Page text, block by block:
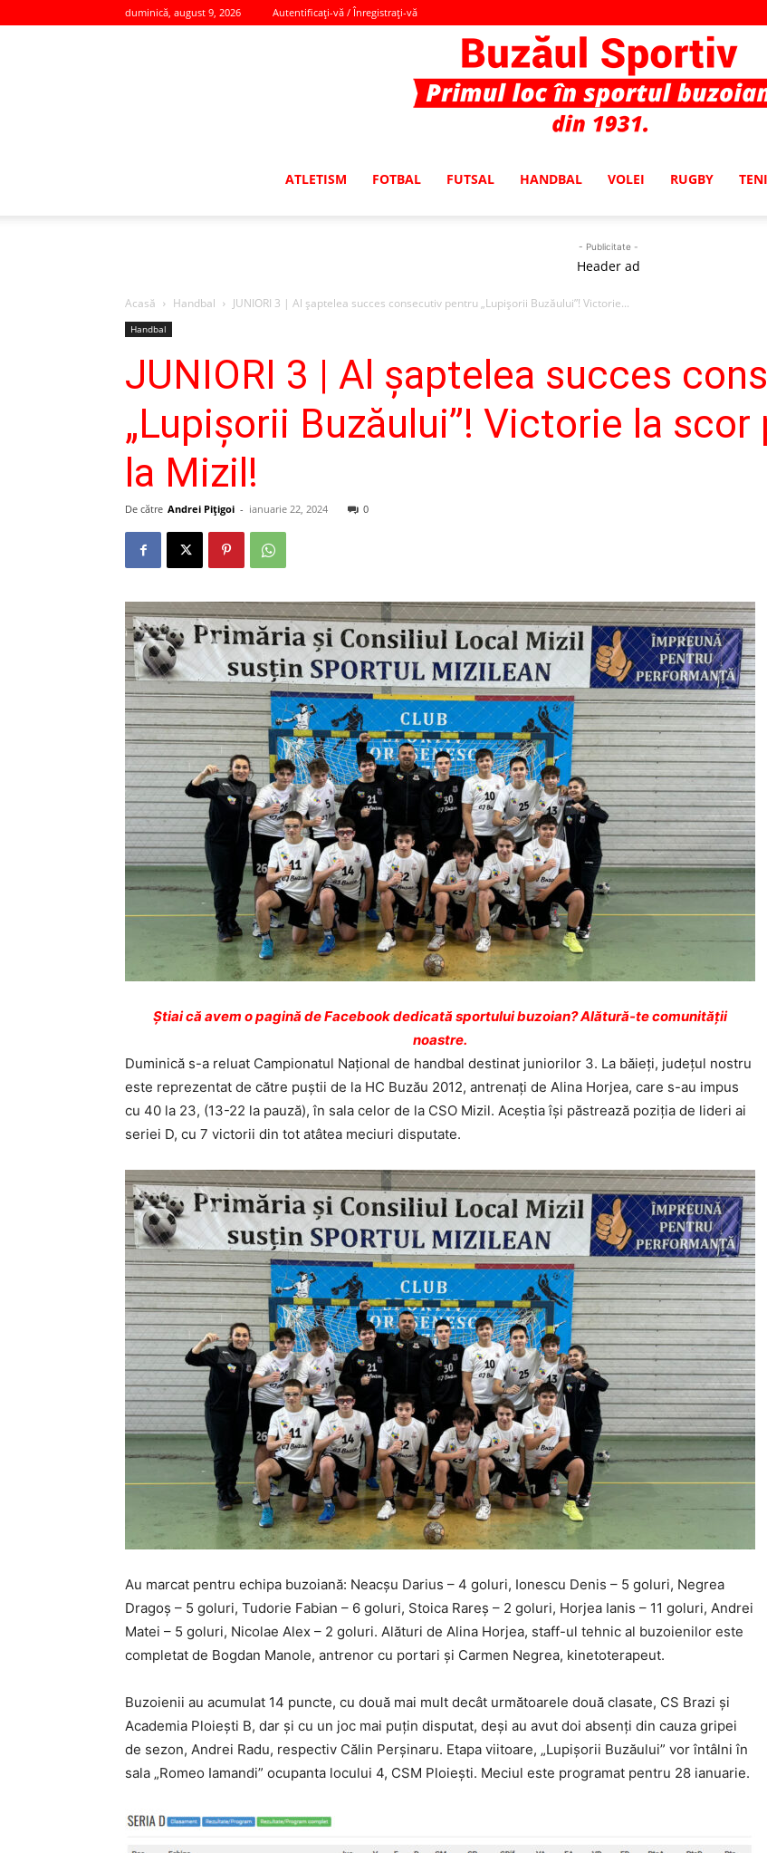
duminică, august 9, 2026 Autentificați-vă / Înregistrați-vă
ATLETISM FOTBAL FUTSAL HANDBAL VOLEI RUGBY
- Publicitate -
Header ad
Acasă Handbal JUNIORI 3 | Al şaptelea succes consecutiv pentru „Lupişorii Buzăului”! Victorie...
Handbal
JUNIORI 3 | Al şaptelea succes
„Lupişorii Buzăului”! Victorie la scor
la Mizil!
De către Andrei Pițigoi - ianuarie 22, 2024 0
Ştiai că avem o pagină de Facebook dedicată sportului buzoian? Alătură-te comunității
noastre.
Duminică s-a reluat Campionatul Naţional de handbal destinat juniorilor 3. La băieţi, judeţul nostru
este reprezentat de către puştii de la HC Buzău 2012, antrenaţi de Alina Horjea, care s-au impus
cu 40 la 23, (13-22 la pauză), în sala celor de la CSO Mizil. Aceștia îşi păstrează poziţia de lideri ai
seriei D, cu 7 victorii din tot atâtea meciuri disputate.
Au marcat pentru echipa buzoiană: Neacșu Darius – 4 goluri, Ionescu Denis – 5 goluri, Negrea
Dragoș – 5 goluri, Tudorie Fabian – 6 goluri, Stoica Rareș – 2 goluri, Horjea Ianis – 11 goluri, Andrei
Matei – 5 goluri, Nicolae Alex – 2 goluri. Alături de Alina Horjea, staff-ul tehnic al buzoienilor este
completat de Bogdan Manole, antrenor cu portari şi Carmen Negrea, kinetoterapeut.
Buzoienii au acumulat 14 puncte, cu două mai mult decât următoarele două clasate, CS Brazi şi
Academia Ploieşti B, dar şi cu un joc mai puţin disputat, deşi au avut doi absenţi din cauza gripei
de sezon, Andrei Radu, respectiv Călin Perşinaru. Etapa viitoare, „Lupişorii Buzăului” vor întâlni în
sala „Romeo Iamandi” ocupanta locului 4, CSM Ploieşti. Meciul este programat pentru 28 ianuarie.